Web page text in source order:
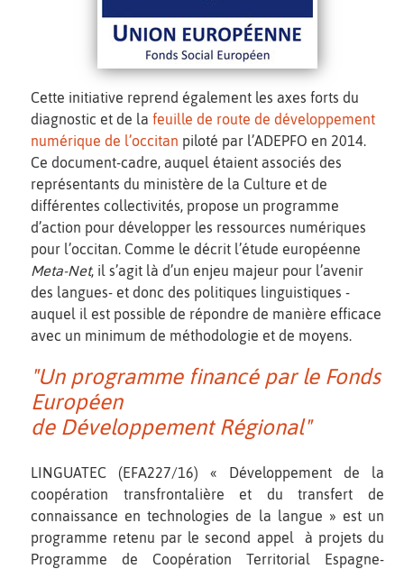
Cette initiative reprend également les axes forts du
diagnostic et de la feuille de route de développement
numérique de l’occitan piloté par l’ADEPFO en 2014.
Ce document-cadre, auquel étaient associés des
représentants du ministère de la Culture et de
différentes collectivités, propose un programme
d’action pour développer les ressources numériques
pour l’occitan. Comme le décrit l’étude européenne
Meta-Net, il s’agit là d’un enjeu majeur pour l’avenir
des langues- et donc des politiques linguistiques -
auquel il est possible de répondre de manière efficace
avec un minimum de méthodologie et de moyens.
"Un programme financé par le Fonds
Européen
de Développement Régional"
LINGUATEC (EFA227/16) « Développement de la
coopération transfrontalière et du transfert de
connaissance en technologies de la langue » est un
programme retenu par le second appel à projets du
Programme de Coopération Territorial Espagne-